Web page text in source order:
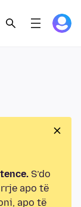
S’do
apo të
apo të